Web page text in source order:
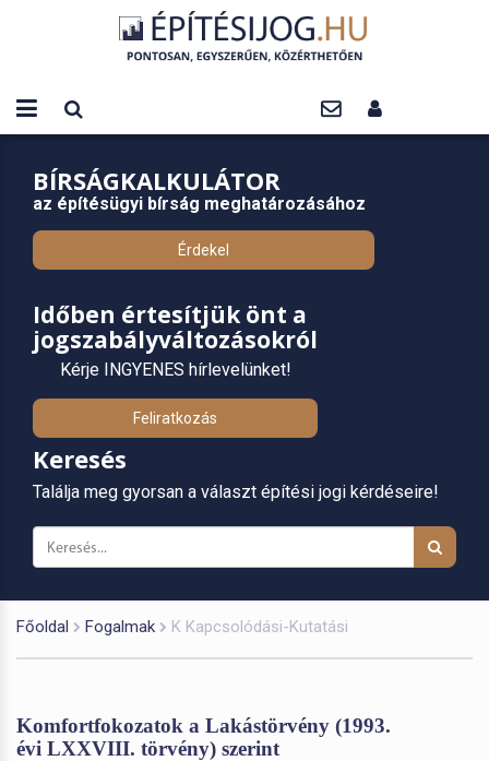
BÍRSÁGKALKULÁTOR
az építésügyi bírság meghatározásához
Érdekel
Időben értesítjük önt a
jogszabályváltozásokról
Kérje INGYENES hírlevelünket!
Feliratkozás
Keresés
Találja meg gyorsan a választ építési jogi kérdéseire!
Főoldal Fogalmak K Kapcsolódási-Kutatási
Komfortfokozatok a Lakástörvény (1993.
évi LXXVIII. törvény) szerint